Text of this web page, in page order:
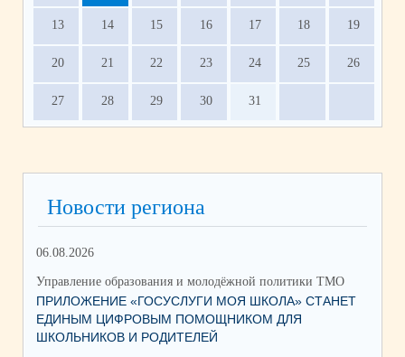
13 14 15 16 17 18 19
20 21 22 23 24 25 26
27 28 29 30 31
Новости региона
06.08.2026
Управление образования и молодёжной политики ТМО
ПРИЛОЖЕНИЕ «ГОСУСЛУГИ МОЯ ШКОЛА» СТАНЕТ
ЕДИНЫМ ЦИФРОВЫМ ПОМОЩНИКОМ ДЛЯ
ШКОЛЬНИКОВ И РОДИТЕЛЕЙ